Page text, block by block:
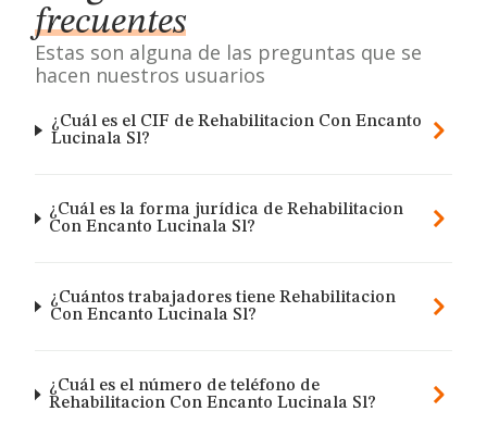
frecuentes
Estas son alguna de las preguntas que se
hacen nuestros usuarios
¿Cuál es el CIF de Rehabilitacion Con Encanto
Lucinala Sl?
¿Cuál es la forma jurídica de Rehabilitacion
Con Encanto Lucinala Sl?
¿Cuántos trabajadores tiene Rehabilitacion
Con Encanto Lucinala Sl?
¿Cuál es el número de teléfono de
Rehabilitacion Con Encanto Lucinala Sl?